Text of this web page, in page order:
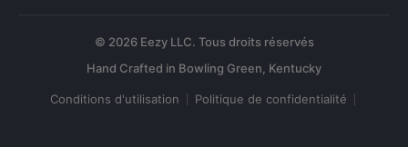
© 2026 Eezy LLC. Tous droits réservés
Conditions d'utilisation Politique de confidentialité